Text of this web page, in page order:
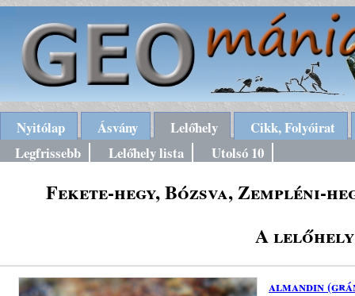
Nyitólap Ásvány Lelőhely
Cikk, Folyóirat
Legfrissebb
Lelőhely lista Utolsó 10
Fekete-hegy, Bózsva, Zempléni-
A lelőhely
almandin